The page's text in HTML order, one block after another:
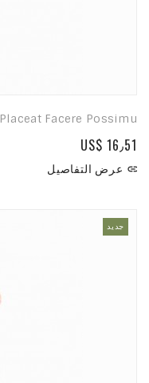
Placeat Facere Possimu
US$ 16٫51
 عرض التفاصيل
جديد